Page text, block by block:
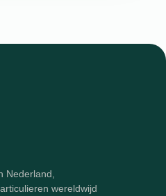
Nederland,
wereldwijd